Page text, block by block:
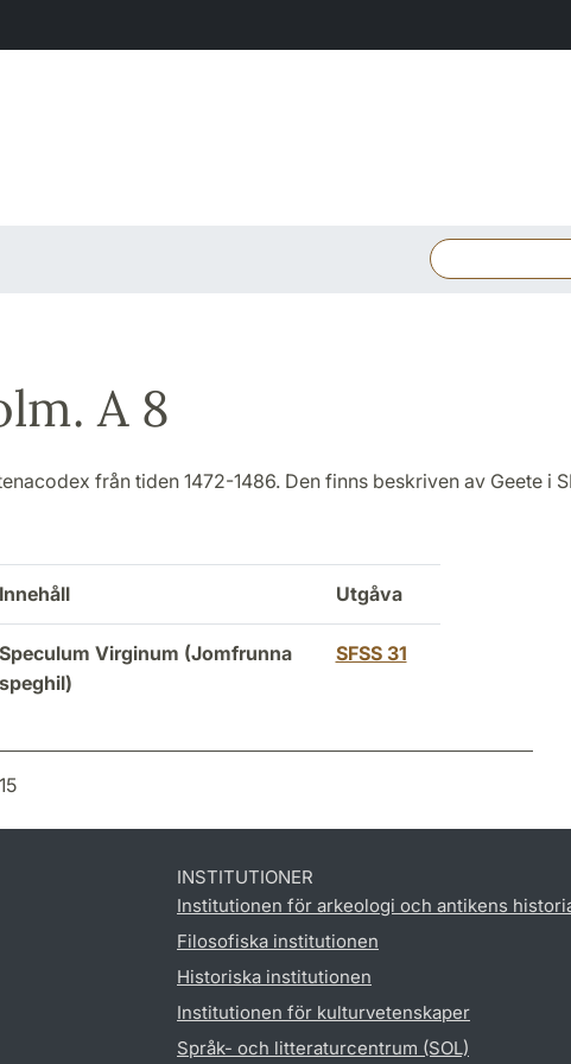
A 8
från tiden 1472-1486. Den finns beskriven av Geete i
Innehåll Utgåva
Speculum Virginum (Jomfrunna
speghil)
SFSS 31
INSTITUTIONER
Institutionen för arkeologi och antikens
Filosofiska institutionen
Historiska institutionen
Institutionen för kulturvetenskaper
Språk- och litteraturcentrum (SOL)